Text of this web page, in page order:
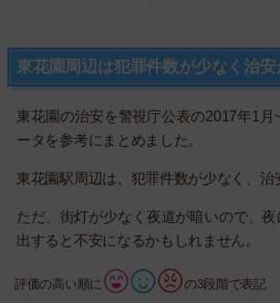
東花園周辺は犯罪件数が少なく治
東花園の治安を警視庁公表の2017年1月
ータを参考にまとめました。
東花園駅周辺は、犯罪件数が少なく、治
ただ、街灯が少なく夜道が暗いので、
出すると不安になるかもしれません。
評価の高い順に の3段階で表記